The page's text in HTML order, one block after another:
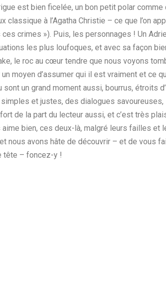
est bien ficelée, un bon petit polar
à l’Agatha Christie – ce que l’on
crimes »). Puis, les personnages ! Un
les plus loufoques, et avec sa façon
le roc au cœur tendre que nous voyons
moyen d’assumer qui il est vraiment et ce
un grand moment aussi, bourrus, étroits
et justes, des dialogues
de la part du lecteur aussi, et c’est très
bien, ces deux-là, malgré leurs failles et
nous avons hâte de découvrir – et de vous
tête – foncez-y !